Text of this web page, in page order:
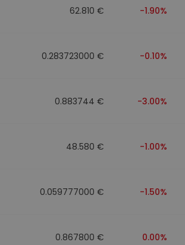
62.810 € -1.90%
0.283723000 € -0.10%
0.883744 € -3.00%
48.580 € -1.00%
0.059777000 € -1.50%
0.867800 € 0.00%